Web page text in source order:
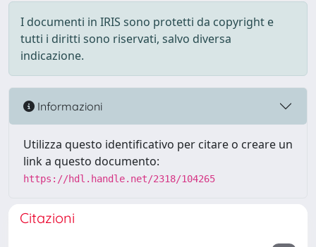
I documenti in IRIS sono protetti da copyright e
tutti i diritti sono riservati, salvo diversa
indicazione.
Informazioni
Utilizza questo identificativo per citare o creare un
link a questo documento:
https://hdl.handle.net/2318/104265
Citazioni